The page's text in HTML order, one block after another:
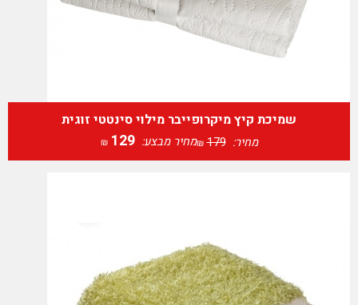
שמיכת קיץ מיקרופייבר מילוי סינטטי זוגית
מחיר: 179
₪מחיר מבצע: 129
₪